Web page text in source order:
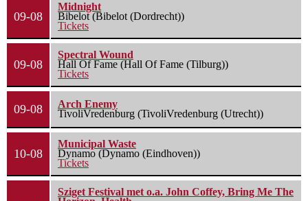
09-08
Midnight
Bibelot (Bibelot (Dordrecht))
Tickets
09-08
Spectral Wound
Hall Of Fame (Hall Of Fame (Tilburg))
Tickets
09-08
Arch Enemy
TivoliVredenburg (TivoliVredenburg (Utrecht))
10-08
Municipal Waste
Dynamo (Dynamo (Eindhoven))
Tickets
Sziget Festival met o.a. John Coffey, Bring Me The